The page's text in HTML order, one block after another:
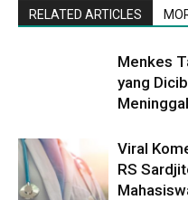
RELATED ARTICLES
Menkes
yang
Meninggal
Viral
RS